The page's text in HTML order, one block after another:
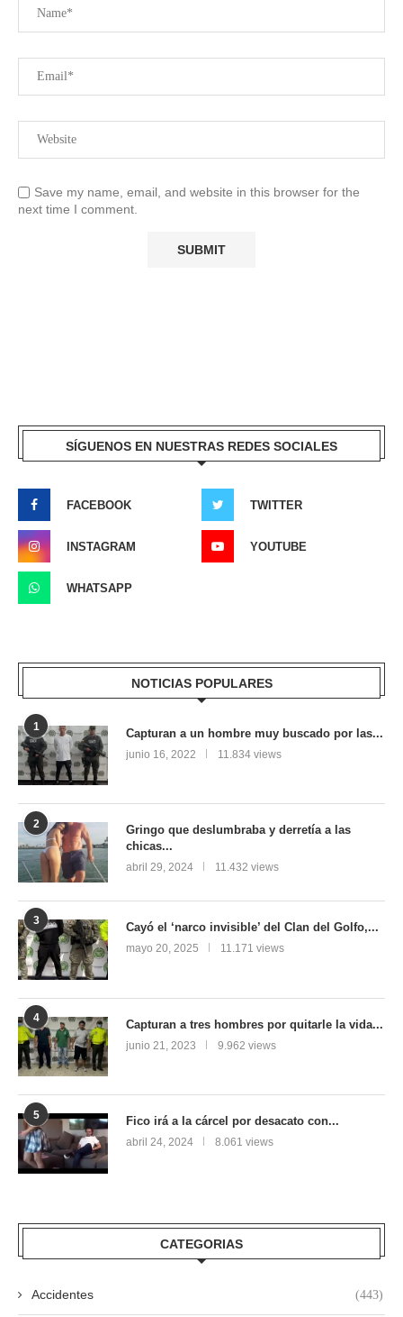
Save my name, email, and website in this browser for the
next time I comment.
SÍGUENOS EN NUESTRAS REDES SOCIALES
FACEBOOK TWITTER
INSTAGRAM YOUTUBE
WHATSAPP
NOTICIAS POPULARES
1 Capturan a un hombre muy buscado por las...
junio 16, 2022 11.834 views
2
Gringo que deslumbraba y derretía a las
chicas...
abril 29, 2024 11.432 views
3 Cayó el ‘narco invisible’ del Clan del Golfo,...
mayo 20, 2025 11.171 views
4 Capturan a tres hombres por quitarle la vida...
junio 21, 2023 9.962 views
5 Fico irá a la cárcel por desacato con...
abril 24, 2024 8.061 views
CATEGORIAS
Accidentes (443)